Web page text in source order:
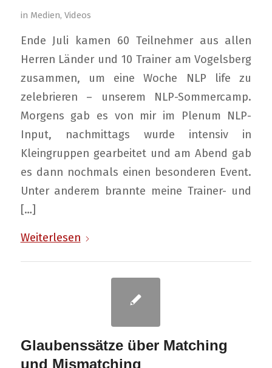
in Medien, Videos
Ende Juli kamen 60 Teilnehmer aus allen
Herren Länder und 10 Trainer am Vogelsberg
zusammen, um eine Woche NLP life zu
zelebrieren – unserem NLP-Sommercamp.
Morgens gab es von mir im Plenum NLP-
Input, nachmittags wurde intensiv in
Kleingruppen gearbeitet und am Abend gab
es dann nochmals einen besonderen Event.
Unter anderem brannte meine Trainer- und
[…]
Weiterlesen
Glaubenssätze über Matching
und Mismatching